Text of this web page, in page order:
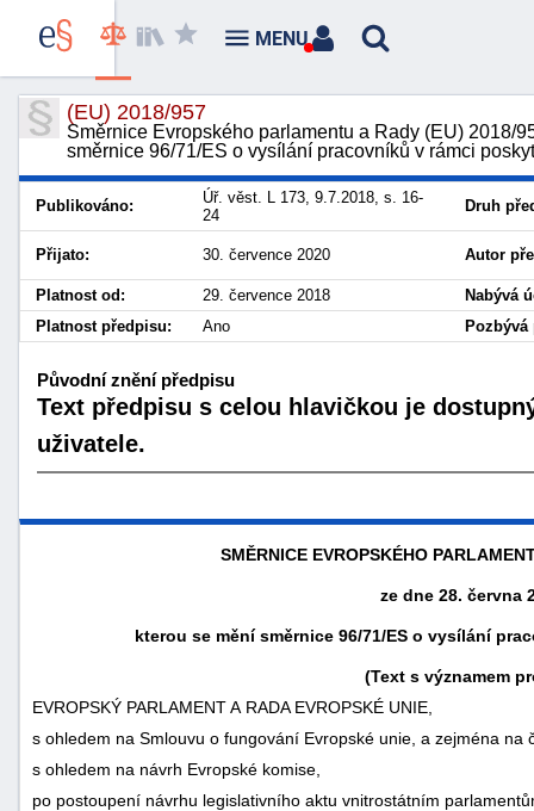
(EU) 2018/957
Směrnice Evropského parlamentu a Rady (EU) 2018/
směrnice 96/71/ES o vysílání pracovníků v rámci
Publikováno:
Úř. věst. L 173, 9.7.2018, s. 16-
24
Druh
Přijato: 30. července 2020 Autor
Platnost od: 29. července 2018
Nabývá
Platnost předpisu:
Ano
Původní znění předpisu
Text předpisu s celou hlavičkou je
uživatele.
SMĚRNICE EVROPSKÉHO
ze dne 28. června
kterou se mění směrnice 96/71/ES o vysílání
(Text s významem
EVROPSKÝ PARLAMENT A RADA EVROPSKÉ UNIE,
s ohledem na Smlouvu o fungování Evropské unie, a zejména na
s ohledem na návrh Evropské komise,
po postoupení návrhu legislativního aktu vnitrostátním
MENU